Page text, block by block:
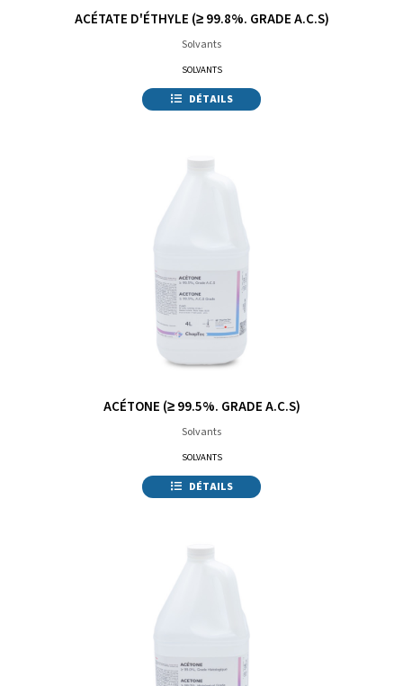
ACÉTATE D'ÉTHYLE (≥ 99.8%. GRADE A.C.S)
Solvants
SOLVANTS
DÉTAILS
ACÉTONE (≥ 99.5%. GRADE A.C.S)
Solvants
SOLVANTS
DÉTAILS